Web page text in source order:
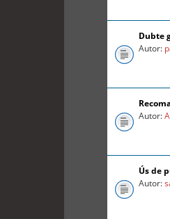
Dubte
Autor:
Autor:
Ús de
Autor: